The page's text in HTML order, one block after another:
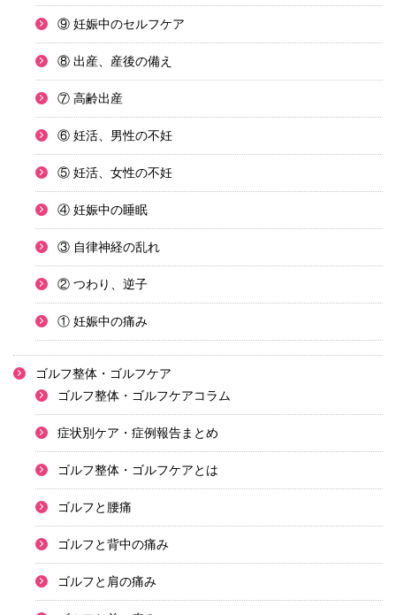
⑨ 妊娠中のセルフケア
⑧ 出産、産後の備え
⑦ 高齢出産
⑥ 妊活、男性の不妊
⑤ 妊活、女性の不妊
④ 妊娠中の睡眠
③ 自律神経の乱れ
② つわり、逆子
① 妊娠中の痛み
ゴルフ整体・ゴルフケア
ゴルフ整体・ゴルフケアコラム
症状別ケア・症例報告まとめ
ゴルフ整体・ゴルフケアとは
ゴルフと腰痛
ゴルフと背中の痛み
ゴルフと肩の痛み